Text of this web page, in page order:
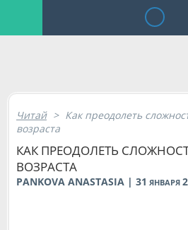
Читай > Как преодолеть
возраста
КАК ПРЕОДОЛЕТЬ
ВОЗРАСТА
PANKOVA ANASTASIA | 31 ЯНВАРЯ